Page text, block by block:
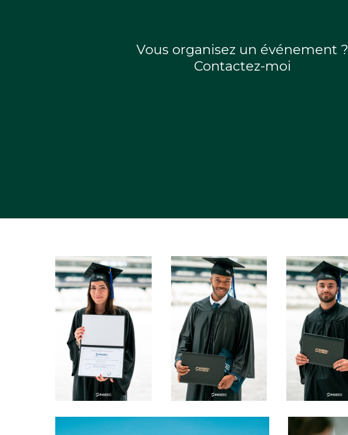
Vous organisez un événement ?
Contactez-moi